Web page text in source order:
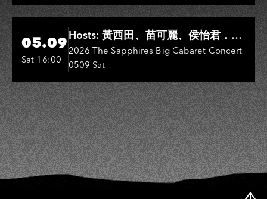
彬、邵大倫、曹雅雯、陳孟賢、黃露
瑤
Hi-Ing Music Hall
05.09
Sat 16:00
Hosts: 黃西田、苗可麗、侯怡君．
Entertainers: 葉啟田、鳥來嬤-吳
敏、張秀卿、王彩樺、吳淑敏、施文
彬、邵大倫、曹雅雯、陳孟賢、黃露
瑤
2026 The Sapphires Big Cabaret Concert
0509 Sat